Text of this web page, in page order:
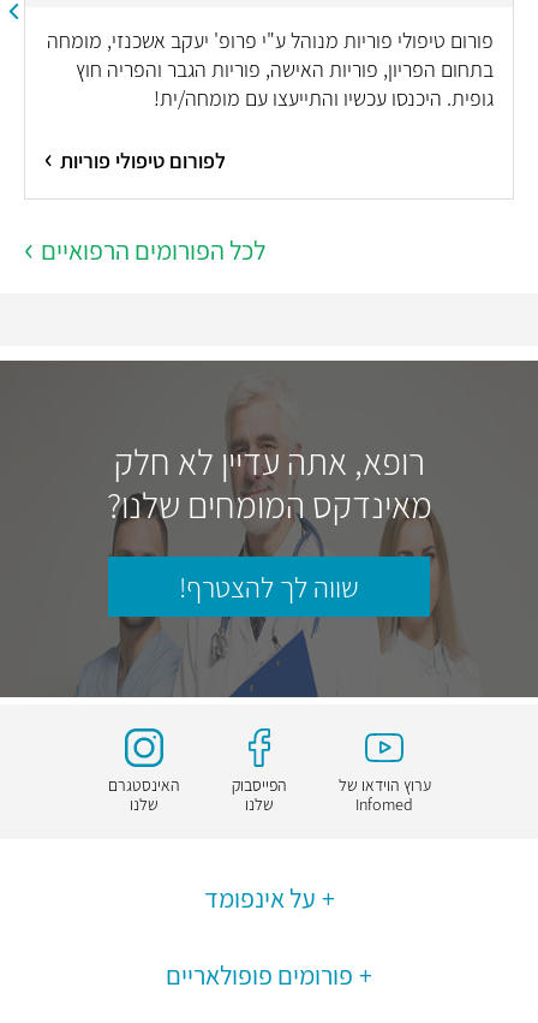
פורום טיפולי פוריות מנוהל ע"י פרופ' יעקב אשכנזי, מומחה
בתחום הפריון, פוריות האישה, פוריות הגבר והפריה חוץ
גופית. היכנסו עכשיו והתייעצו עם מומחה/ית!
לפורום טיפולי פוריות
לכל הפורומים הרפואיים
רופא, אתה עדיין לא חלק
מאינדקס המומחים שלנו?
שווה לך להצטרף!
ערוץ הוידאו של
Infomed
הפייסבוק
שלנו
האינסטגרם
שלנו
על אינפומד
פורומים פופולאריים